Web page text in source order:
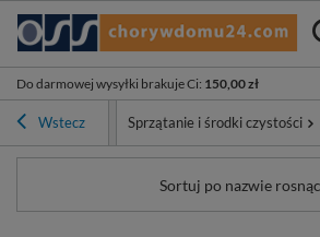
Do darmowej wysyłki brakuje Ci: 150,00 zł
Wstecz
Asortyment Sprzątanie i środki czystości
Sortuj po nazwie